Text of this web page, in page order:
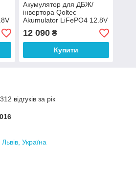
Акумулятор для ДБЖ/
інвертора Qoltec
Akumulator LiFePO4 12.8V
100Ah 1280Wh BMS
(53705)
12 090₴
Купити
відгуків за рік
Україна